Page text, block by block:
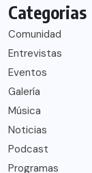
Categorias
Comunidad
Entrevistas
Eventos
Galería
Música
Noticias
Podcast
Programas